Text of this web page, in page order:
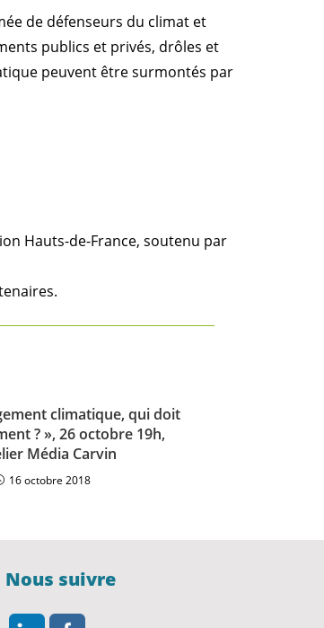
de défenseurs du climat et
publics et privés, drôles et
peuvent être surmontés par
Hauts-de-France, soutenu par
climatique, qui doit
? », 26 octobre 19h,
Média Carvin
16 octobre 2018
Nous suivre